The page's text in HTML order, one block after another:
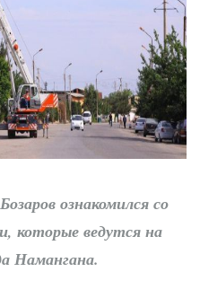
ознакомился со
которые ведутся на
Намангана.